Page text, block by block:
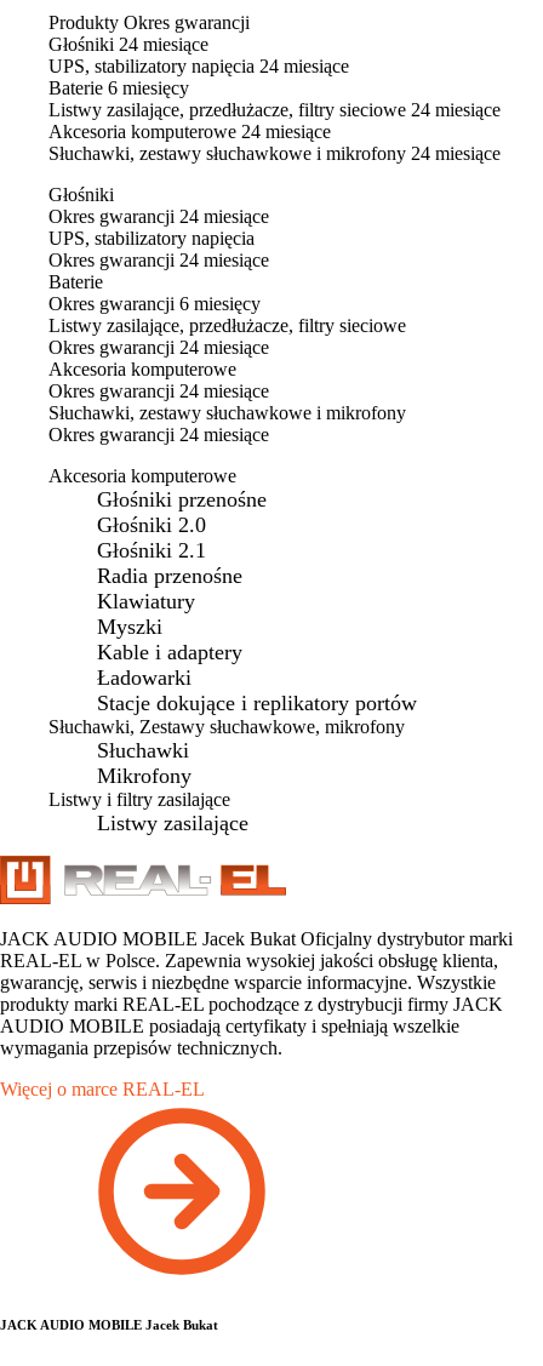
Produkty Okres gwarancji
Głośniki 24 miesiące
UPS, stabilizatory napięcia 24 miesiące
Baterie 6 miesięcy
Listwy zasilające, przedłużacze, filtry sieciowe 24 miesiące
Akcesoria komputerowe 24 miesiące
Słuchawki, zestawy słuchawkowe i mikrofony 24 miesiące
Głośniki
Okres gwarancji 24 miesiące
UPS, stabilizatory napięcia
Okres gwarancji 24 miesiące
Baterie
Okres gwarancji 6 miesięcy
Listwy zasilające, przedłużacze, filtry sieciowe
Okres gwarancji 24 miesiące
Akcesoria komputerowe
Okres gwarancji 24 miesiące
Słuchawki, zestawy słuchawkowe i mikrofony
Okres gwarancji 24 miesiące
Akcesoria komputerowe
Głośniki przenośne
Głośniki 2.0
Głośniki 2.1
Radia przenośne
Klawiatury
Myszki
Kable i adaptery
Ładowarki
Stacje dokujące i replikatory portów
Słuchawki, Zestawy słuchawkowe, mikrofony
Słuchawki
Mikrofony
Listwy i filtry zasilające
Listwy zasilające
JACK AUDIO MOBILE Jacek Bukat Oficjalny dystrybutor marki
REAL-EL w Polsce. Zapewnia wysokiej jakości obsługę klienta,
gwarancję, serwis i niezbędne wsparcie informacyjne. Wszystkie
produkty marki REAL-EL pochodzące z dystrybucji firmy JACK
AUDIO MOBILE posiadają certyfikaty i spełniają wszelkie
wymagania przepisów technicznych.
Więcej o marce REAL-EL
JACK AUDIO MOBILE Jacek Bukat